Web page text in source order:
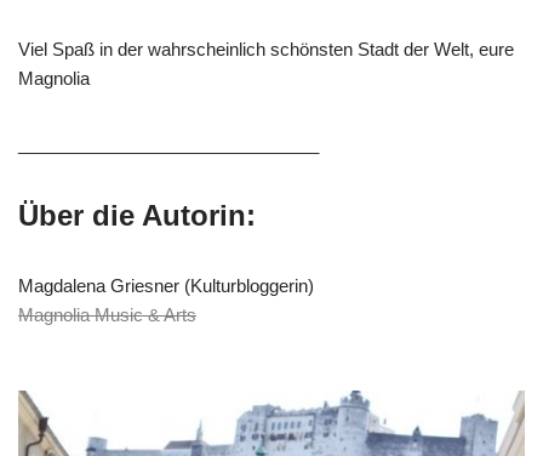
Viel Spaß in der wahrscheinlich schönsten Stadt der Welt, eure
Magnolia
Über die Autorin:
Magdalena Griesner (Kulturbloggerin)
Magnolia Music & Arts